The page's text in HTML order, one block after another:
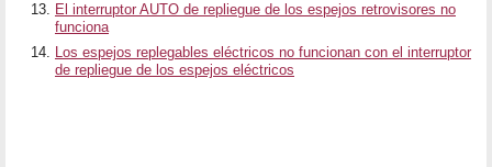
El interruptor AUTO de repliegue de los espejos retrovisores no
funciona
Los espejos replegables eléctricos no funcionan con el interruptor
de repliegue de los espejos eléctricos